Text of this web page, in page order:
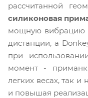
рассчитанной
силиконовая
мощную вибрацию
дистанции, а
при
момент -
легких весах, так
и повышая